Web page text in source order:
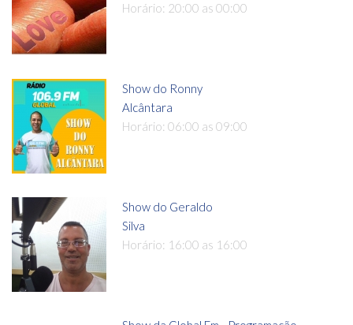
Horário: 20:00 as 00:00
Show do Ronny
Alcântara
Horário: 06:00 as 09:00
Show do Geraldo
Silva
Horário: 16:00 as 16:00